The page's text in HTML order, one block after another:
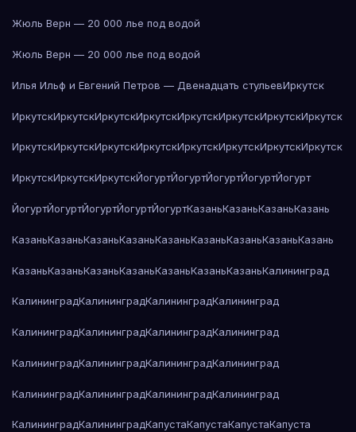
Жюль Верн — 20 000 лье под водой
Жюль Верн — 20 000 лье под водой
Илья Ильф и Евгений Петров — Двенадцать стульевИркутск
ИркутскИркутскИркутскИркутскИркутскИркутскИркутскИркутск
ИркутскИркутскИркутскИркутскИркутскИркутскИркутскИркутск
ИркутскИркутскИркутскЙогуртЙогуртЙогуртЙогуртЙогурт
ЙогуртЙогуртЙогуртЙогуртЙогуртКазаньКазаньКазаньКазань
КазаньКазаньКазаньКазаньКазаньКазаньКазаньКазаньКазань
КазаньКазаньКазаньКазаньКазаньКазаньКазаньКалининград
КалининградКалининградКалининградКалининград
КалининградКалининградКалининградКалининград
КалининградКалининградКалининградКалининград
КалининградКалининградКалининградКалининград
КалининградКалининградКапустаКапустаКапустаКапуста